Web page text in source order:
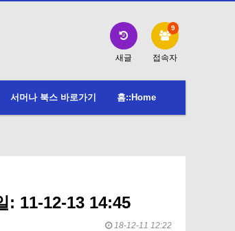
새글 접속자
9
서머나 북스 바로가기 홈::Home
: 11-12-13 14:45
18-12-11 12:22